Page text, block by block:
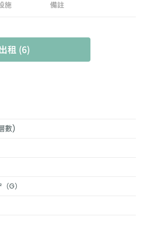
施 備註
租 (6)
數)
G）